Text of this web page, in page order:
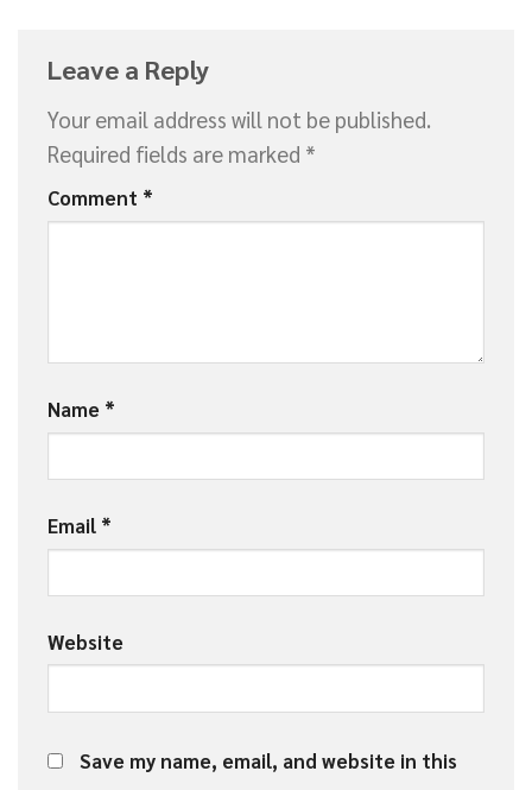
Leave a Reply
Your email address will not be published.
Required fields are marked *
Comment *
Name *
Email *
Website
Save my name, email, and website in this